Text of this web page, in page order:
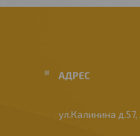
ул.Калинина